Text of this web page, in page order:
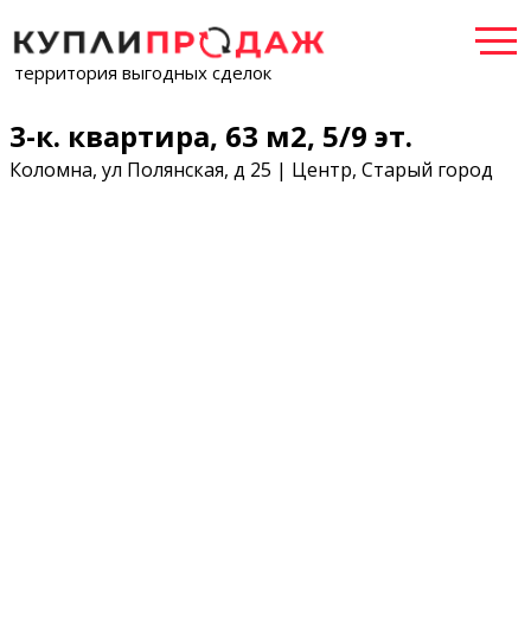
территория выгодных сделок
3-к. квартира, 63 м2, 5/9 эт.
Коломна, ул Полянская, д 25 | Центр, Старый город